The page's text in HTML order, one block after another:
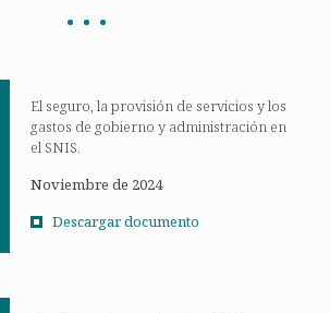
El seguro, la provisión de servicios y los
gastos de gobierno y administración en
el SNIS.
Noviembre de 2024
Descargar documento